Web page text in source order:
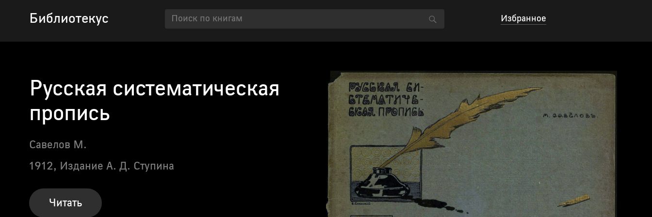
Библиотекус Избранное
Русская систематическая
пропись
Савелов М.
1912, Издание А. Д. Ступина
Читать